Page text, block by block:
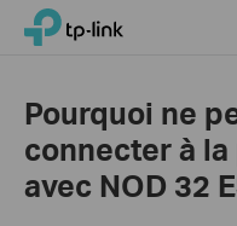
Click
navigation
TP-Link, Reliably Smart
Pourquoi ne
connecter à
avec NOD 32